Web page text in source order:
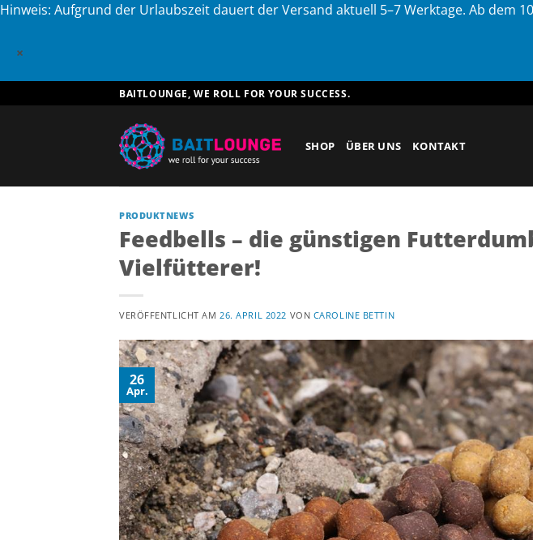
Hinweis: Aufgrund der Urlaubszeit dauert der Versand aktuell 5–7 Werktage. Ab dem
×
Inhalt
BAITLOUNGE, WE ROLL FOR YOUR SUCCESS.
SHOP ÜBER UNS KONTAKT
PRODUKTNEWS
Feedbells – die günstigen
Vielfütterer!
VERÖFFENTLICHT AM 26. APRIL 2022 VON CAROLINE BETTIN
26
Apr.